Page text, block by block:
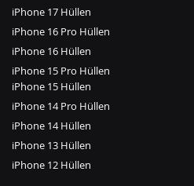
iPhone 17 Hüllen
iPhone 16 Pro Hüllen
iPhone 16 Hüllen
iPhone 15 Pro Hüllen
iPhone 15 Hüllen
iPhone 14 Pro Hüllen
iPhone 14 Hüllen
iPhone 13 Hüllen
iPhone 12 Hüllen